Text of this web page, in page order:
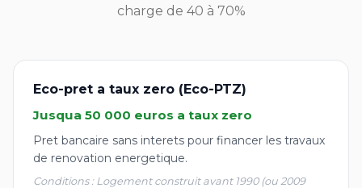
charge de 40 à 70%
Eco-pret a taux zero (Eco-PTZ)
Jusqua 50 000 euros a taux zero
Pret bancaire sans interets pour financer les travaux
de renovation energetique.
Conditions : Logement construit avant 1990 (ou 2009